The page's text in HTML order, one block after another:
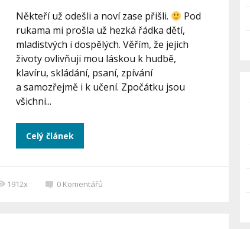
Někteří už odešli a noví zase přišli.
Pod
rukama mi prošla už hezká řádka dětí,
mladistvých i dospělých. Věřím, že jejich
životy ovlivňuji mou láskou k hudbě,
klavíru, skládání, psaní, zpívání
a samozřejmě i k učení. Zpočátku jsou
všichni...
Celý článek
1912x 0 Komentářů